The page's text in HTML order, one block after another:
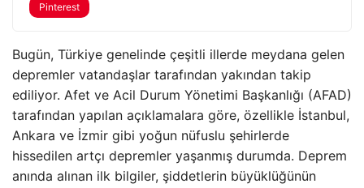
Pinterest
Bugün, Türkiye genelinde çeşitli illerde meydana gelen
depremler vatandaşlar tarafından yakından takip
ediliyor. Afet ve Acil Durum Yönetimi Başkanlığı (AFAD)
tarafından yapılan açıklamalara göre, özellikle İstanbul,
Ankara ve İzmir gibi yoğun nüfuslu şehirlerde
hissedilen artçı depremler yaşanmış durumda. Deprem
anında alınan ilk bilgiler, şiddetlerin büyüklüğünün